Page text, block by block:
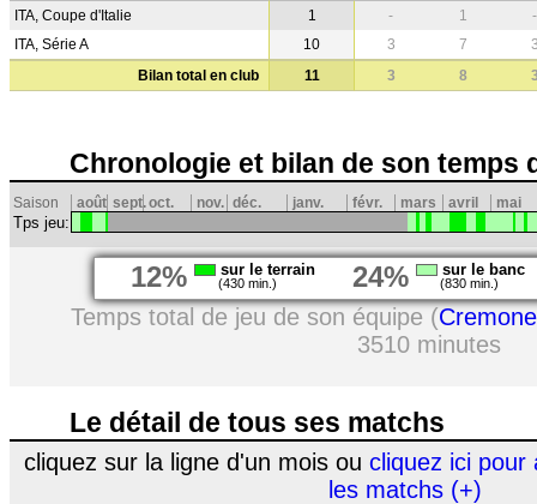
ITA, Coupe d'Italie 1 - 1
-
ITA, Série A
10 3 7
Bilan total en club
11 3 8
Chronologie et bilan de son temps
Saison août sept.oct. nov. déc. janv. févr. mars avril mai
Tps jeu:
12% sur le terrain
(430 min.) 24% sur le banc
(830 min.)
Temps total de jeu de son équipe (
3510 minutes
Le détail de tous ses matchs
cliquez sur la ligne d'un mois ou cliquez ici pour
les matchs (+)